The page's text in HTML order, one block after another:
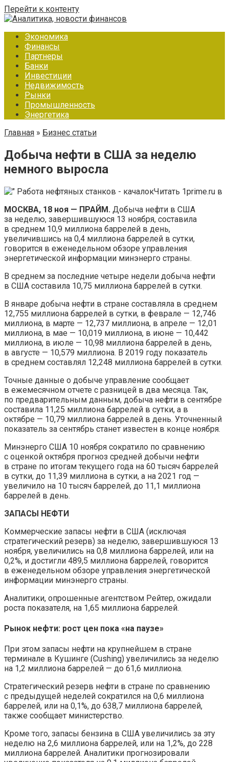
Перейти к контенту
Экономика
Финансы
Партнеры
Банки
Инвестиции
Недвижимость
Рынки
Промышленность
Энергетика
Главная » Бизнес статьи
Добыча нефти в США за неделю
немного выросла
Читать 1prime.ru в
МОСКВА, 18 ноя — ПРАЙМ. Добыча нефти в США
за неделю, завершившуюся 13 ноября, составила
в среднем 10,9 миллиона баррелей в день,
увеличившись на 0,4 миллиона баррелей в сутки,
говорится в еженедельном обзоре управления
энергетической информации минэнерго страны.
В среднем за последние четыре недели добыча нефти
в США составила 10,75 миллиона баррелей в сутки.
В январе добыча нефти в стране составляла в среднем
12,755 миллиона баррелей в сутки, в феврале — 12,746
миллиона, в марте — 12,737 миллиона, в апреле — 12,01
миллиона, в мае — 10,019 миллиона, в июне — 10,442
миллиона, в июле — 10,98 миллиона баррелей в день,
в августе — 10,579 миллиона. В 2019 году показатель
в среднем составлял 12,248 миллиона баррелей в сутки.
Точные данные о добыче управление сообщает
в ежемесячном отчете с разницей в два месяца. Так,
по предварительным данным, добыча нефти в сентябре
составила 11,25 миллиона баррелей в сутки, а в
октябре — 10,79 миллиона баррелей в день. Уточненный
показатель за сентябрь станет известен в конце ноября.
Минэнерго США 10 ноября сократило по сравнению
с оценкой октября прогноз средней добычи нефти
в стране по итогам текущего года на 60 тысяч баррелей
в сутки, до 11,39 миллиона в сутки, а на 2021 год —
увеличило на 10 тысяч баррелей, до 11,1 миллиона
баррелей в день.
ЗАПАСЫ НЕФТИ
Коммерческие запасы нефти в США (исключая
стратегический резерв) за неделю, завершившуюся 13
ноября, увеличились на 0,8 миллиона баррелей, или на
0,2%, и достигли 489,5 миллиона баррелей, говорится
в еженедельном обзоре управления энергетической
информации минэнерго страны.
Аналитики, опрошенные агентством Рейтер, ожидали
роста показателя, на 1,65 миллиона баррелей.
Рынок нефти: рост цен пока «на паузе»
При этом запасы нефти на крупнейшем в стране
терминале в Кушинге (Cushing) увеличились за неделю
на 1,2 миллиона баррелей — до 61,6 миллиона.
Стратегический резерв нефти в стране по сравнению
с предыдущей неделей сократился на 0,6 миллиона
баррелей, или на 0,1%, до 638,7 миллиона баррелей,
также сообщает министерство.
Кроме того, запасы бензина в США увеличились за эту
неделю на 2,6 миллиона баррелей, или на 1,2%, до 228
миллиона баррелей. Аналитики прогнозировали